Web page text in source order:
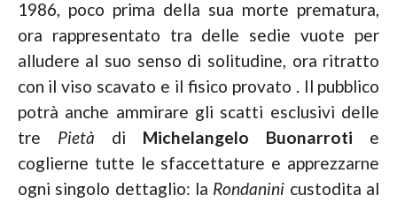
1986, poco prima della sua morte prematura,
ora rappresentato tra delle sedie vuote per
alludere al suo senso di solitudine, ora ritratto
con il viso scavato e il fisico provato . Il pubblico
potrà anche ammirare gli scatti esclusivi delle
tre Pietà di Michelangelo Buonarroti e
coglierne tutte le sfaccettature e apprezzarne
ogni singolo dettaglio: la Rondanini custodita al